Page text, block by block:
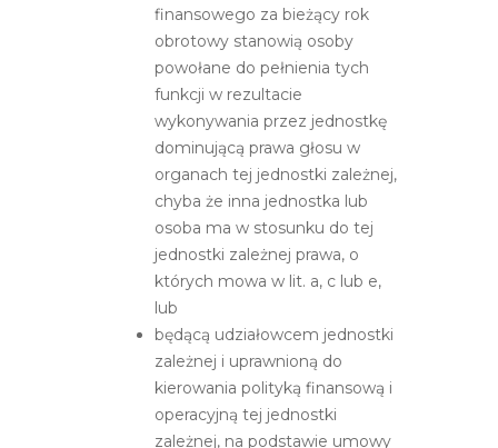
finansowego za bieżący rok
obrotowy stanowią osoby
powołane do pełnienia tych
funkcji w rezultacie
wykonywania przez jednostkę
dominującą prawa głosu w
organach tej jednostki zależnej,
chyba że inna jednostka lub
osoba ma w stosunku do tej
jednostki zależnej prawa, o
których mowa w lit. a, c lub e,
lub
będącą udziałowcem jednostki
zależnej i uprawnioną do
kierowania polityką finansową i
operacyjną tej jednostki
zależnej, na podstawie umowy